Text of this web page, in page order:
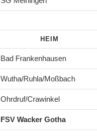
HEIM
Bad Frankenhausen
Wutha/Ruhla/Moßbach
Ohrdruf/Crawinkel
FSV Wacker Gotha